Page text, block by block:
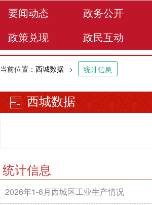
要闻动态 政务公开
政策兑现 政民互动
当前位置： 西城数据 > 统计信息
西城数据
统计信息
2026年1-6月西城区工业生产情况